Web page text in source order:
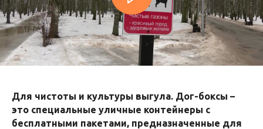
Для чистоты и культуры выгула. Дог-боксы –
это специальные уличные контейнеры с
бесплатными пакетами, предназначенные для